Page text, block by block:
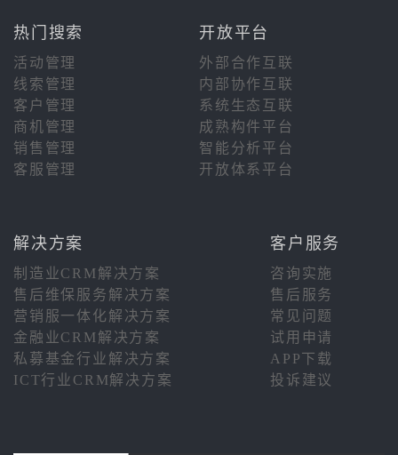
热门搜索 开放平台
活动管理
外部合作互联
线索管理
内部协作互联
客户管理
系统生态互联
商机管理
成熟构件平台
销售管理
智能分析平台
客服管理
开放体系平台
解决方案 客户服务
制造业CRM解决方案
咨询实施
售后维保服务解决方案
售后服务
营销服一体化解决方案
常见问题
金融业CRM解决方案
试用申请
私募基金行业解决方案
APP下载
ICT行业CRM解决方案
投诉建议